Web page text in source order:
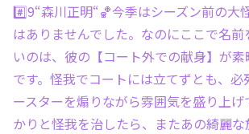
#️⃣9“森川正明“🏀今季はシーズン前の大
はありませんでした。なのにここで名
いのは、彼の【コート外での献身】が
です。怪我でコートには立てずとも、
ースターを煽りながら雰囲気を盛り上げ
かりと怪我を治したら、またあの綺麗